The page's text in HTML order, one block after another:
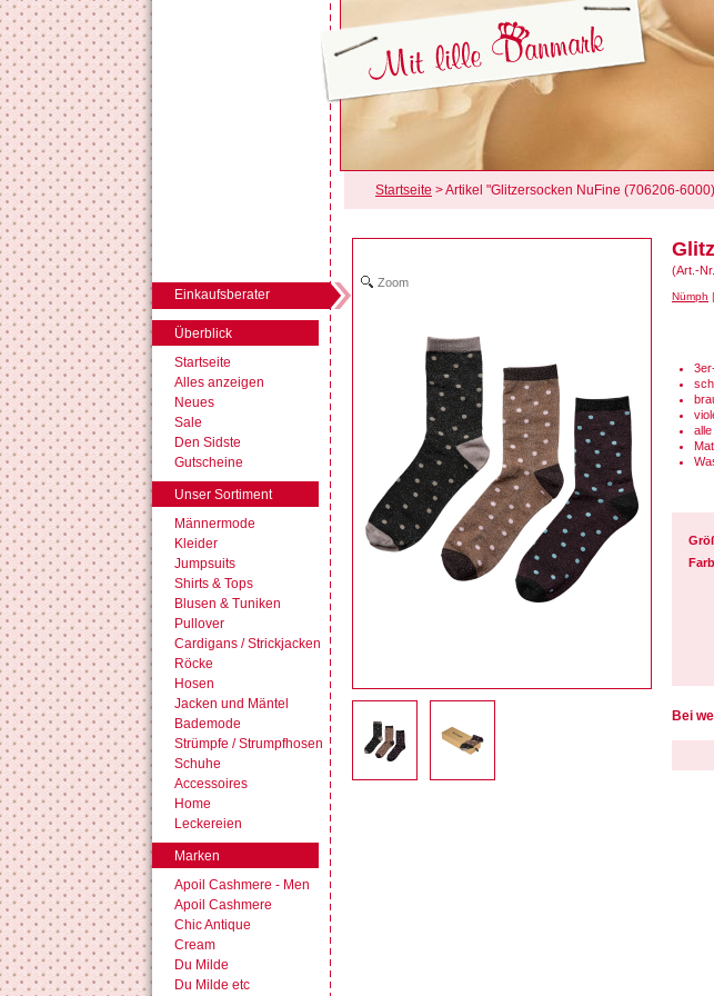
Überblick
Startseite
Alles anzeigen
Neues
Sale
Den Sidste
Gutscheine
Unser Sortiment
Männermode
Kleider
Jumpsuits
Shirts & Tops
Blusen & Tuniken
Pullover
Cardigans / Strickjacken
Röcke
Hosen
Jacken und Mäntel
Bademode
Strümpfe / Strumpfhosen
Schuhe
Accessoires
Home
Leckereien
Marken
Apoil Cashmere - Men
Apoil Cashmere
Chic Antique
Cream
Du Milde
Du Milde etc
Startseite > Artikel "Glitzersocken NuFine (706206-
Einkaufsberater
Zoom
(Art.-
Nümph
Bei